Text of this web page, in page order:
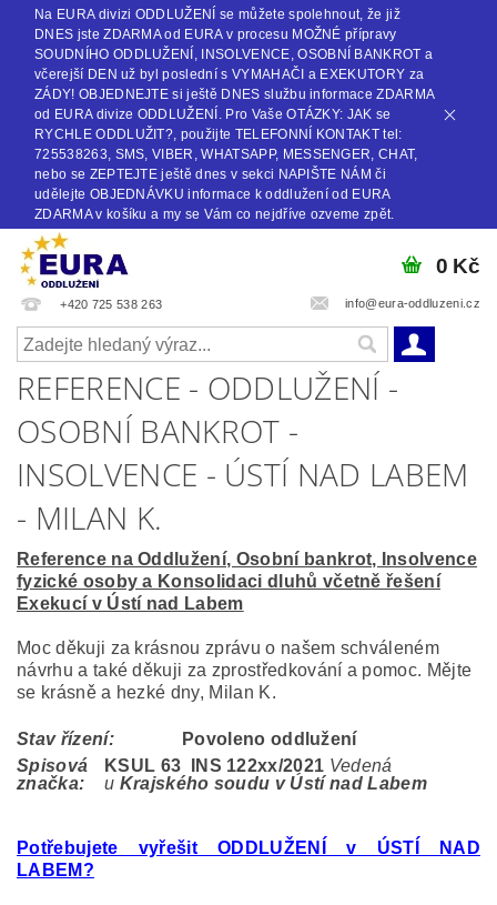
Na EURA divizi ODDLUŽENÍ se můžete spolehnout, že již
DNES jste ZDARMA od EURA v procesu MOŽNÉ přípravy
SOUDNÍHO ODDLUŽENÍ, INSOLVENCE, OSOBNÍ BANKROT a
včerejší DEN už byl poslední s VYMAHAČI a EXEKUTORY za
ZÁDY! OBJEDNEJTE si ještě DNES službu informace ZDARMA
od EURA divize ODDLUŽENÍ. Pro Vaše OTÁZKY: JAK se
RYCHLE ODDLUŽIT?, použijte TELEFONNÍ KONTAKT tel:
725538263, SMS, VIBER, WHATSAPP, MESSENGER, CHAT,
nebo se ZEPTEJTE ještě dnes v sekci NAPIŠTE NÁM či
udělejte OBJEDNÁVKU informace k oddlužení od EURA
ZDARMA v košíku a my se Vám co nejdříve ozveme zpět.
+420 725 538 263 info@eura-oddluzeni.cz
0 Kč
REFERENCE - ODDLUŽENÍ -
OSOBNÍ BANKROT -
INSOLVENCE - ÚSTÍ NAD LABEM
- MILAN K.
Reference na Oddlužení, Osobní bankrot, Insolvence
fyzické osoby a Konsolidaci dluhů včetně řešení
Exekucí v Ústí nad Labem
Moc děkuji za krásnou zprávu o našem schváleném
návrhu a také děkuji za zprostředkování a pomoc. Mějte
se krásně a hezké dny, Milan K.
Stav řízení:
Povoleno oddlužení
Spisová
značka:
KSUL 63 INS 122xx/2021 Vedená
u Krajského soudu v Ústí nad Labem
Potřebujete vyřešit ODDLUŽENÍ v ÚSTÍ NAD
LABEM?